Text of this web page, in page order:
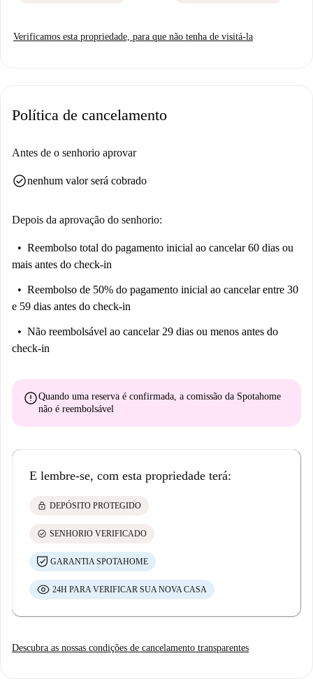
Verificamos esta propriedade, para que não tenha de visitá-la
Política de cancelamento
Antes de o senhorio aprovar
check_circlenenhum valor será cobrado
Depois da aprovação do senhorio:
Reembolso total do pagamento inicial ao cancelar 60 dias ou
mais antes do check-in
Reembolso de 50% do pagamento inicial ao cancelar entre 30
e 59 dias antes do check-in
Não reembolsável ao cancelar 29 dias ou menos antes do
check-in
errorQuando uma reserva é confirmada, a comissão da Spotahome
não é reembolsável
E lembre-se, com esta propriedade terá:
lock DEPÓSITO PROTEGIDO
check_circle SENHORIO VERIFICADO
GARANTIA SPOTAHOME
24H PARA VERIFICAR SUA NOVA CASA
Descubra as nossas condições de cancelamento transparentes